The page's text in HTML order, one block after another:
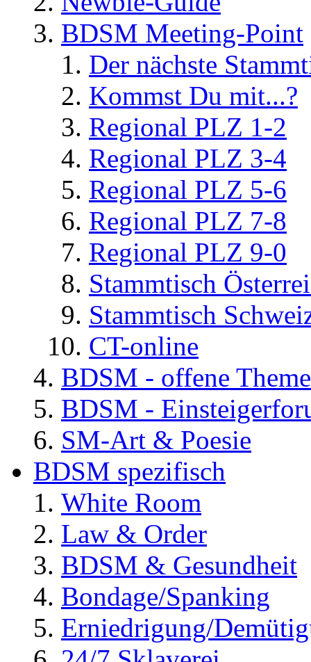
BDSM Meeting-Point
Der nächste
Kommst Du mit...?
Regional PLZ 1-2
Regional PLZ 3-4
Regional PLZ 5-6
Regional PLZ 7-8
Regional PLZ 9-0
Stammtisch
Stammtisch
CT-online
BDSM - offene
BDSM -
SM-Art & Poesie
BDSM spezifisch
White Room
Law & Order
BDSM & Gesundheit
Bondage/Spanking
Erniedrigung/